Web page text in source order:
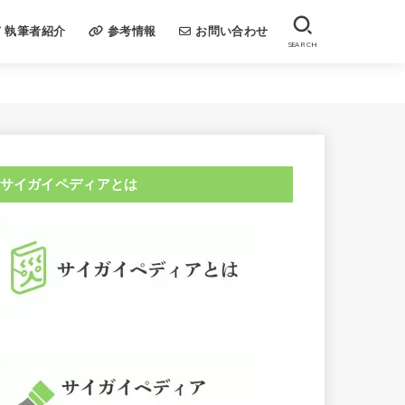
執筆者紹介 参考情報 お問い合わせ
SEARCH
サイガイペディアとは